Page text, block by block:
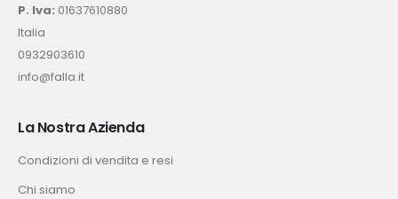
P. Iva: 01637610880
Italia
0932903610
info@falla.it
La Nostra Azienda
Condizioni di vendita e resi
Chi siamo